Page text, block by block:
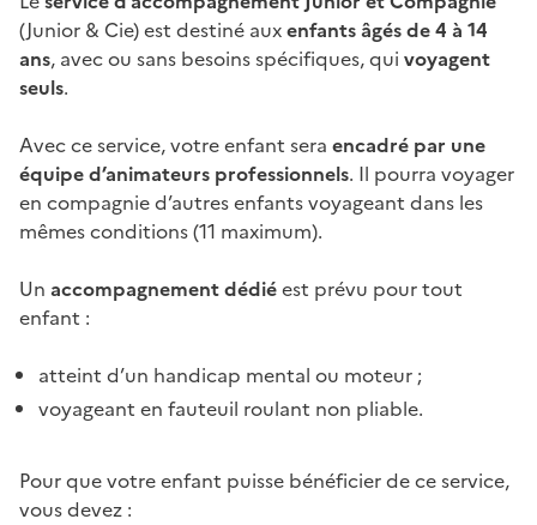
(Junior & Cie) est destiné auxenfants âgés de 4 à 14
ans, avec ou sans besoins spécifiques, qui voyagent
seuls.
Avec ce service, votre enfant sera encadré par une
équipe d’animateurs professionnels. Il pourra voyager
en compagnie d’autres enfants voyageant dans les
mêmes conditions (11 maximum).
Un accompagnement dédiéest prévu pour tout
enfant :
atteint d’un handicap mental ou moteur ;
voyageant en fauteuil roulant non pliable.
Pour que votre enfant puisse bénéficier de ce service,
vous devez :